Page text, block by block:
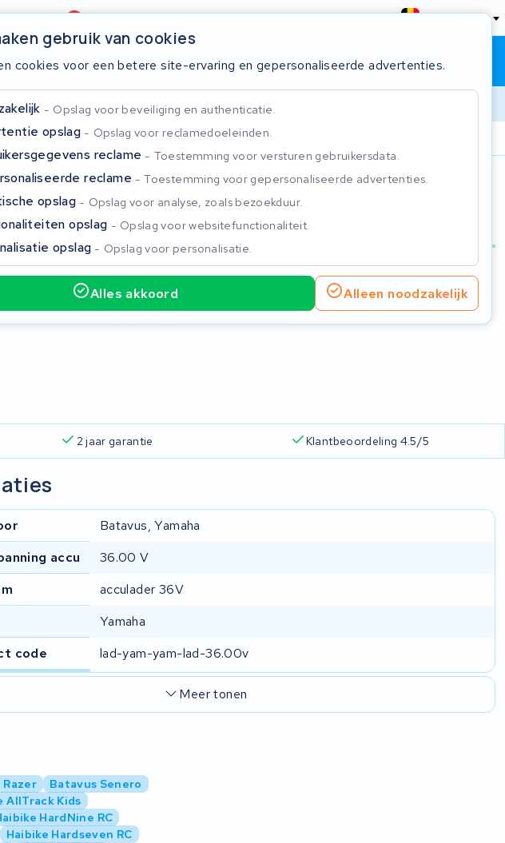
4,6/5 België
Winkelwagen Inloggen
2 jaar garantie
gebruik van cookies
cookies voor een betere site-ervaring en gepersonaliseerde advertenties.
Opslag voor beveiliging en authenticatie.
opslag Opslag voor reclamedoeleinden.
reclame Toestemming voor versturen gebruikersdata.
reclame Toestemming voor gepersonaliseerde advertenties.
opslag Opslag voor analyse, zoals bezoekduur.
opslag Opslag voor websitefunctionaliteit.
opslag Opslag voor personalisatie.
Alles akkoord Alleen noodzakelijk
BTW
2 jaar garantie Klantbeoordeling 4.5/5
Batavus, Yamaha
accu
36.00 V
acculader 36V
Yamaha
code
lad-yam-yam-lad-36.00v
Meer tonen
Razer
Batavus Senero
AllTrack Kids
HardNine RC
Haibike Hardseven RC
Sluiten
om te zoeken